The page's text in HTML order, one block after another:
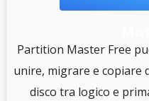
Partition Master Free
unire, migrare e copiare
disco tra logico e